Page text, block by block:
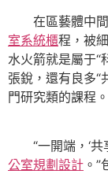
在區藝體中間
室系統櫃程，被
水火箭就是屬于“
張銳，還有良多“
門研究類的課程。
“一開端，‘共
公室規劃設計 。